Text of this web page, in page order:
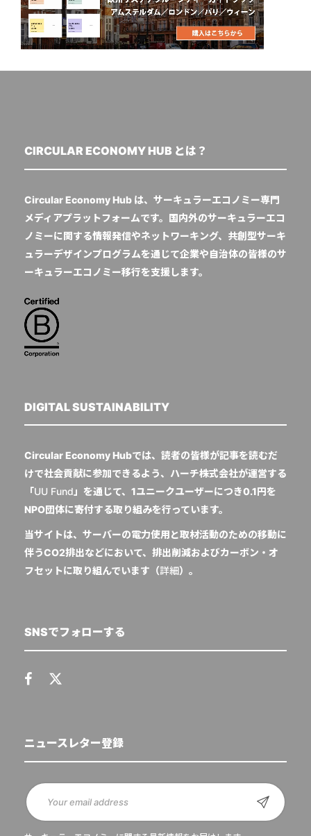
CIRCULAR ECONOMY HUB とは？
Circular Economy Hub は、サーキュラーエコノミー専門
メディアプラットフォームです。国内外のサーキュラーエコ
ノミーに関する情報発信やネットワーキング、共創型サーキ
ュラーデザインプログラムを通じて企業や自治体の皆様のサ
ーキュラーエコノミー移行を支援します。
DIGITAL SUSTAINABILITY
Circular Economy Hubでは、読者の皆様が記事を読むだ
けで社会貢献に参加できるよう、ハーチ株式会社が運営する
「UU Fund 」を通じて、1ユニークユーザーにつき0.1円を
NPO団体に寄付する取り組みを行っています。
当サイトは、サーバーの電力使用と取材活動のための移動に
伴うCO2排出などにおいて、排出削減およびカーボン・オ
フセットに取り組んでいます（詳細）。
SNSでフォローする
ニュースレター登録